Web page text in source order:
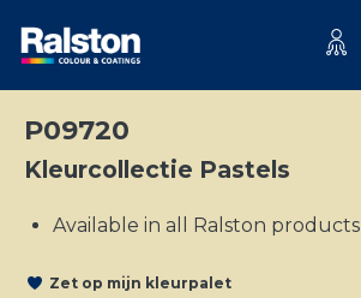
P09720
Kleurcollectie Pastels
Available in all Ralston products
Zet op mijn kleurpalet